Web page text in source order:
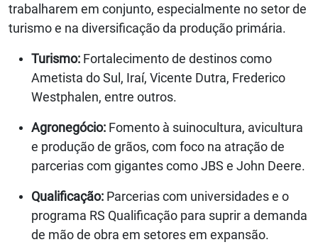
trabalharem em conjunto, especialmente no setor de
turismo e na diversificação da produção primária.
Turismo: Fortalecimento de destinos como
Ametista do Sul, Iraí, Vicente Dutra, Frederico
Westphalen, entre outros.
Agronegócio: Fomento à suinocultura, avicultura
e produção de grãos, com foco na atração de
parcerias com gigantes como JBS e John Deere.
Qualificação: Parcerias com universidades e o
programa RS Qualificação para suprir a demanda
de mão de obra em setores em expansão.